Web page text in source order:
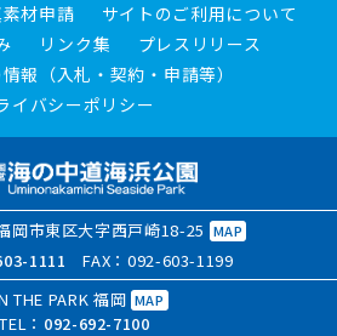
材申請
サイトのご利用について
リンク集
プレスリリース
報（入札・契約・申請等）
イバシーポリシー
岡市東区大字西戸崎18-25 MAP
1111 FAX：092-603-1199
THE PARK 福岡 MAP
TEL： 092-692-7100